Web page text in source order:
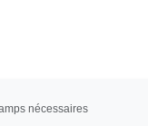
nécessaires